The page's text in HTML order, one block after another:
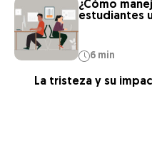
¿Cómo
estudiantes
6 min
La tristeza y su